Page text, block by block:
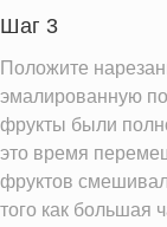
Добавленный
Информация для
Шаг 3
Положите
эмалированную
фрукты были
это время
фруктов
того как большая